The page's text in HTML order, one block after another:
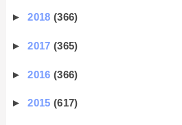
►2018(366)
►2017(365)
►2016(366)
►2015(617)